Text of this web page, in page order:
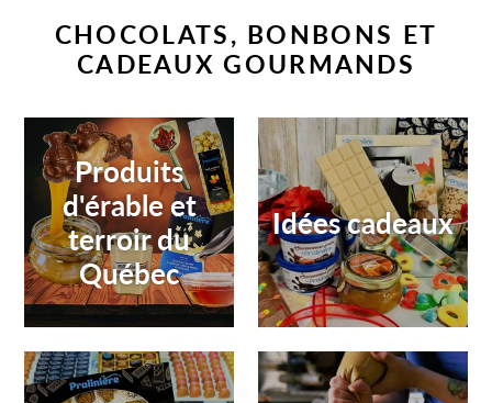
CHOCOLATS, BONBONS ET
CADEAUX GOURMANDS
Produits
d'érable et
terroir du
Québec
Idées cadeaux